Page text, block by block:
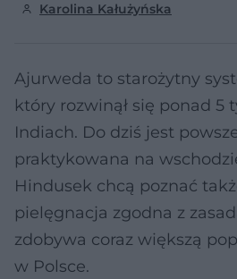
Karolina Kałużyńska
Ajurweda to starożytny
który rozwinął się ponad 5
Indiach. Do dziś jest
praktykowana na
Hindusek chcą poznać
pielęgnacja zgodna z
zdobywa coraz większą
w Polsce.